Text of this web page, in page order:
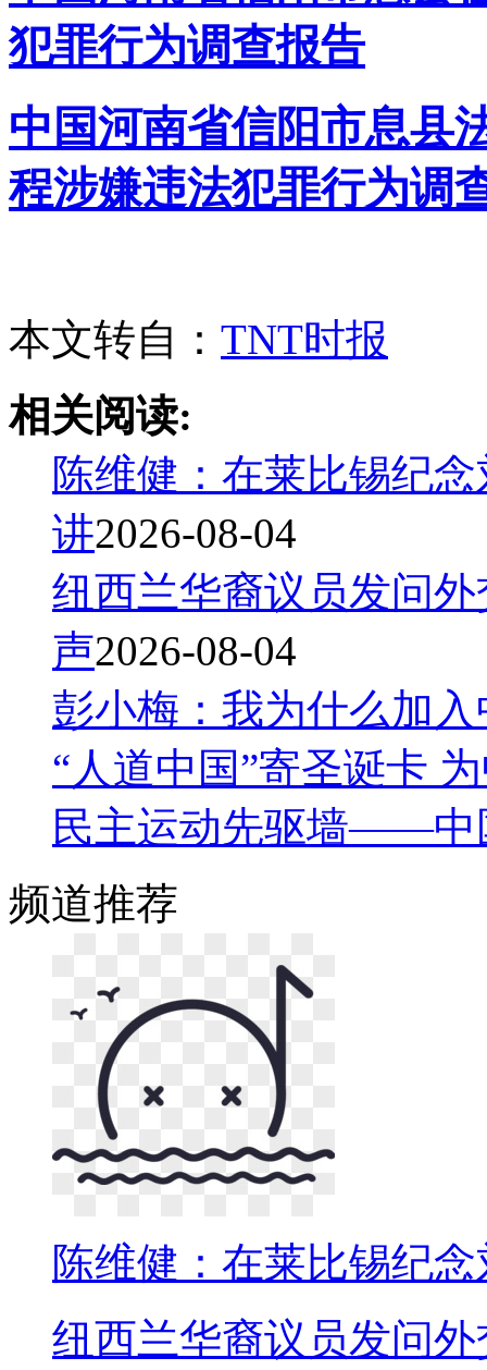
犯罪行为调查报告
中国河南省信阳市息县
程涉嫌违法犯罪行为调
本文转自： TNT时报
相关阅读:
陈维健：在莱比锡纪
讲2026-08-04
纽西兰华裔议员发问
声2026-08-04
彭小梅：我为什么加
“人道中国”寄圣诞卡
民主运动先驱墙——中
频道推荐
陈维健：在莱比锡纪
纽西兰华裔议员发问